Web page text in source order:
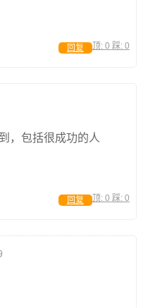
顶: 0 踩: 0
回复
，包括很成功的人
顶: 0 踩: 0
回复